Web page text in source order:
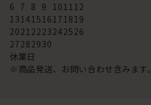
6 7 8 9 10 11 12
13 14 15 16 17 18 19
2021 2223242526
27282930
休業日
※商品発送、お問い合わせ含みます。